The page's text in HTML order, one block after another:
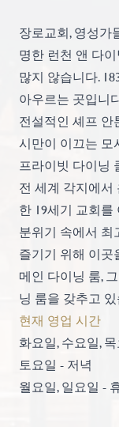
장로교회, 영성가
명한 런천 앤 다
많지 않습니다.
아우르는 곳입니
전설적인 셰프 안
시만이 이끄는 모
프라이빗 다이닝
전 세계 각지에서
한 19세기 교회
분위기 속에서 최
즐기기 위해 이곳
메인 다이닝 룸,
닝 룸을 갖추고
현재 영업 시간
화요일, 수요일,
토요일 - 저녁
월요일, 일요일 -